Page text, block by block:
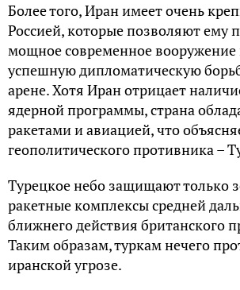
Более того, Иран имеет очень
Россией, которые позволяют ему
мощное современное вооружение
успешную дипломатическую
арене. Хотя Иран отрицает
ядерной программы, страна
ракетами и авиацией, что
геополитического противника –
Турецкое небо защищают только
ракетные комплексы средней
ближнего действия британского
Таким образам, туркам нечего
иранской угрозе.